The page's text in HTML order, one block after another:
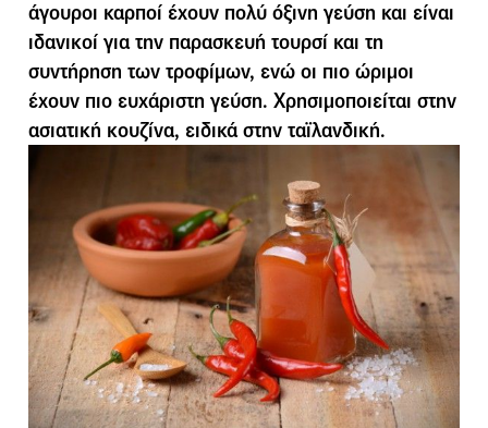
άγουροι καρποί έχουν πολύ όξινη γεύση και είναι
ιδανικοί για την παρασκευή τουρσί και τη
συντήρηση των τροφίµων, ενώ οι πιο ώριµοι
έχουν πιο ευχάριστη γεύση. Χρησιµοποιείται στην
ασιατική κουζίνα, ειδικά στην ταϊλανδική.